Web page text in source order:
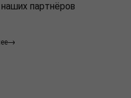
наших партнёров